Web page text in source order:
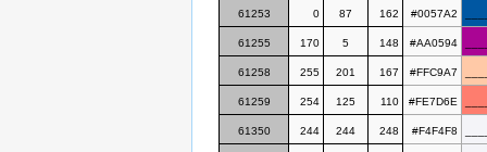
61253 0 87 162 #0057A2
61255 170 5 148 #AA0594
61258 255 201 167 #FFC9A7
61259 254 125 110 #FE7D6E
61350 244 244 248 #F4F4F8